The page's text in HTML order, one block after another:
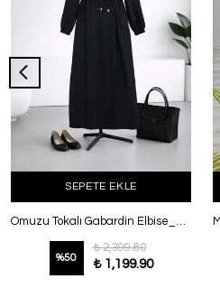
SEPETE EKLE
Omuzu Tokalı Gabardin Elbise_Siyah
%50
₺ 2,399.80
₺ 1,199.90